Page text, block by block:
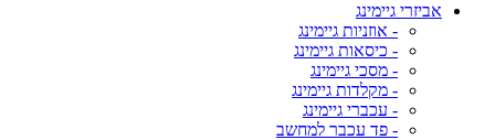
אביזרי גיימינג
- אוזניות גיימינג
- כיסאות גיימינג
- מסכי גיימינג
- מקלדות גיימינג
- עכברי גיימינג
- פד עכבר למחשב